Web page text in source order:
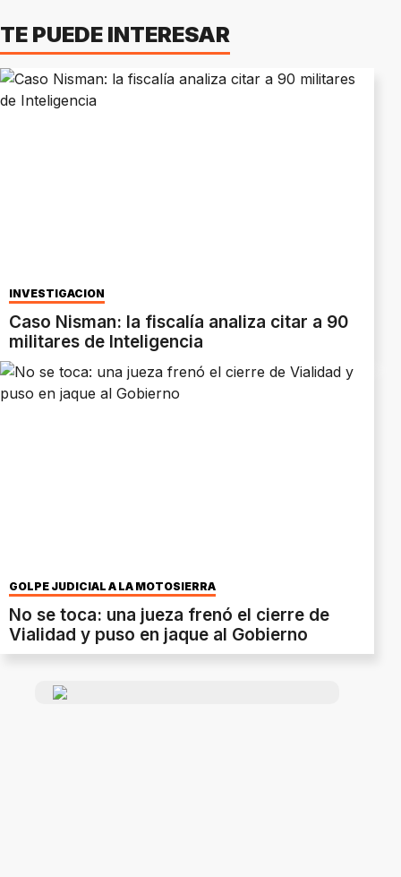
TE PUEDE INTERESAR
INVESTIGACIÓN
Caso Nisman: la fiscalía analiza citar a 90
militares de Inteligencia
GOLPE JUDICIAL A LA MOTOSIERRA
No se toca: una jueza frenó el cierre de
Vialidad y puso en jaque al Gobierno